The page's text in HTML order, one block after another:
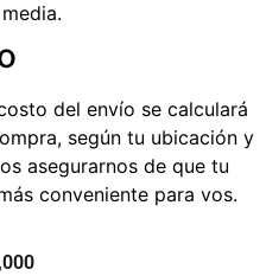
del envío se calculará
según tu ubicación y
asegurarnos de que tu
conveniente para vos.